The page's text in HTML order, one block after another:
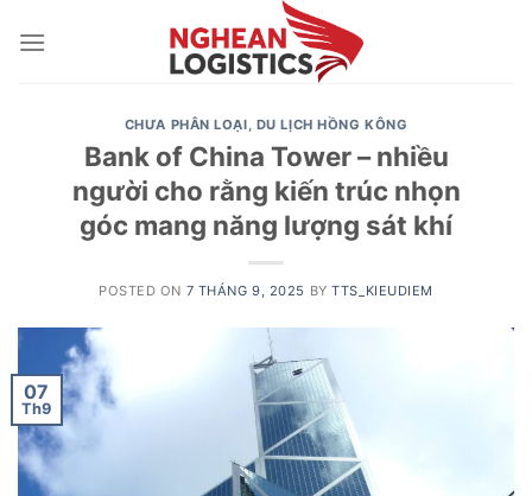
CHƯA PHÂN LOẠI, DU LỊCH HỒNG KÔNG
Bank of China Tower – nhiều
người cho rằng kiến trúc nhọn
góc mang năng lượng sát khí
POSTED ON 7 THÁNG 9, 2025 BYTTS_KIEUDIEM
07
Th9